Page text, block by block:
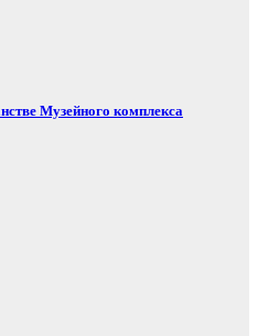
Музейного комплекса